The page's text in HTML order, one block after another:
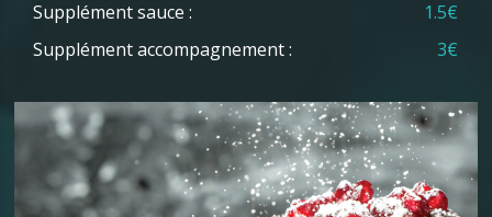
Supplément sauce :
1.5€
Supplément accompagnement :
3€